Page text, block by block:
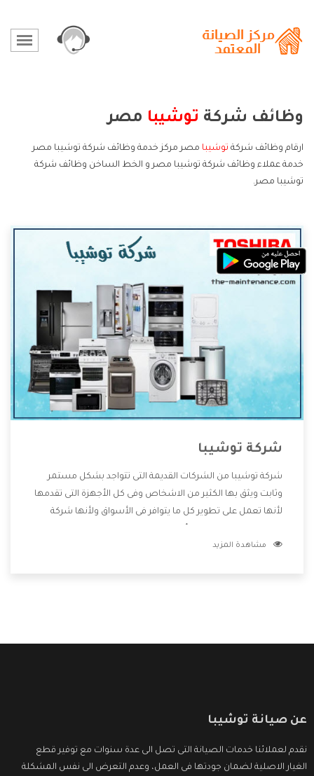
وظائف شركة توشيبا مصر
ارقام وظائف شركة توشيبا مصر مركز خدمة وظائف شركة توشيبا مصر
خدمة عملاء وظائف شركة توشيبا مصر و الخط الساخن وظائف شركة
توشيبا مصر.
شركة توشيبا
شركة توشيبا من الشركات القديمة التى تتواجد بشكل مستمر
وثابت ويثق بها الكثير من الاشخاص وفى كل الأجهزة التى تقدمها
لأنها تعمل على تطوير كل ما يتوافر فى الأسواق ولأنها شركة
وتقدم للعملاء أقوى العروض والخصومات التى تسهل على
مشاهدة المزيد
عن صيانة توشيبا
نقدم لعملائنا خدمات الصيانة التى تصل الى عدة سنوات مع توفير قطع
الغيار الاصلية لضمان جودتها فى العمل، وعدم التعرض الى نفس المشكلة